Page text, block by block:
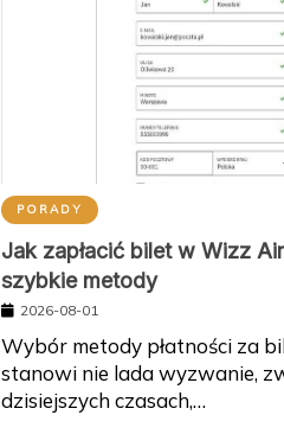
PORADY
Jak zapłacić bilet w Wizz
szybkie metody
2026-08-01
Wybór metody płatności za
stanowi nie lada wyzwanie,
dzisiejszych czasach,…